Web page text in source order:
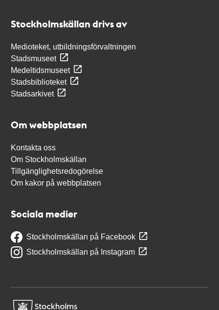
Stockholmskällan drivs av
Medioteket, utbildningsförvaltningen
Stadsmuseet
Medeltidsmuseet
Stadsbiblioteket
Stadsarkivet
Om webbplatsen
Kontakta oss
Om Stockholmskällan
Tillgänglighetsredogörelse
Om kakor på webbplatsen
Sociala medier
Stockholmskällan på Facebook
Stockholmskällan på Instagram